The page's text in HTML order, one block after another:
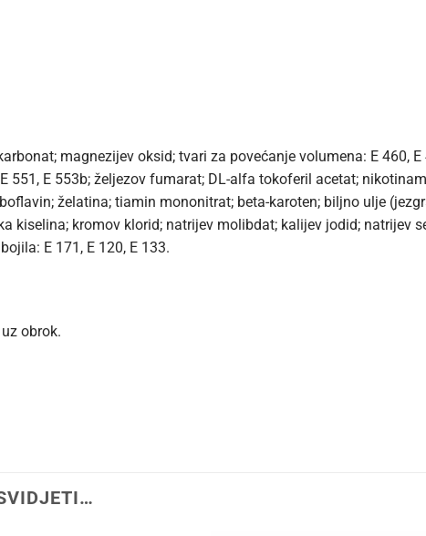
magnezijev oksid; tvari za povećanje volumena: E 460,
551, E 553b; željezov fumarat; DL-alfa tokoferil acetat;
želatina; tiamin mononitrat; beta-karoten; biljno ulje
kiselina; kromov klorid; natrijev molibdat; kalijev jodid; natrijev
E 171, E 120, E 133.
obrok.